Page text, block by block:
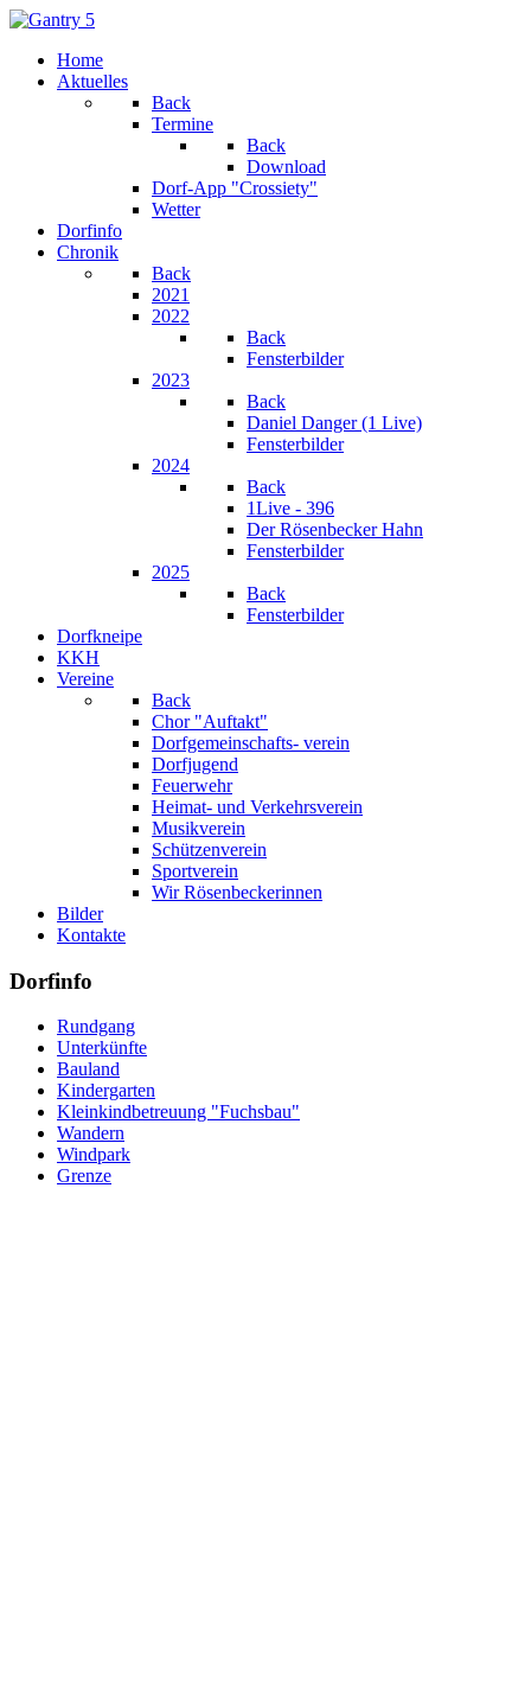
Home
Aktuelles
Back
Termine
Back
Download
Dorf-App "Crossiety"
Wetter
Dorfinfo
Chronik
Back
2021
2022
Back
Fensterbilder
2023
Back
Daniel Danger (1 Live)
Fensterbilder
2024
Back
1Live - 396
Der Rösenbecker Hahn
Fensterbilder
2025
Back
Fensterbilder
Dorfkneipe
KKH
Vereine
Back
Chor "Auftakt"
Dorfgemeinschafts- verein
Dorfjugend
Feuerwehr
Heimat- und Verkehrsverein
Musikverein
Schützenverein
Sportverein
Wir Rösenbeckerinnen
Bilder
Kontakte
Dorfinfo
Rundgang
Unterkünfte
Bauland
Kindergarten
Kleinkindbetreuung "Fuchsbau"
Wandern
Windpark
Grenze